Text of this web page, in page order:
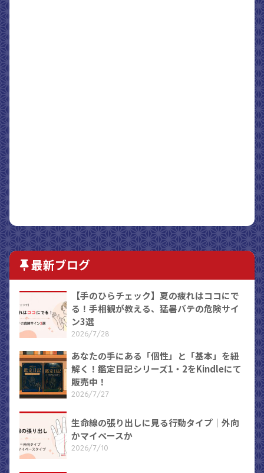
最新ブログ
【手のひらチェック】夏の疲れはココにで
る！手相観が教える、猛暑バテの危険サイ
ン3選
2026/7/28
あなたの手にある「個性」と「基本」を紐
解く！鑑定日記シリーズ1・2をKindleにて
販売中！
2026/7/27
生命線の張り出しに見る行動タイプ｜外向
かマイペースか
2026/7/10